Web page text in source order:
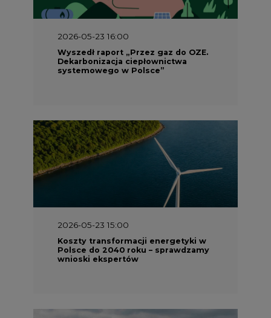
2026-05-23 16:00
Wyszedł raport „Przez gaz do OZE.
Dekarbonizacja ciepłownictwa
systemowego w Polsce”
2026-05-23 15:00
Koszty transformacji energetyki w
Polsce do 2040 roku – sprawdzamy
wnioski ekspertów